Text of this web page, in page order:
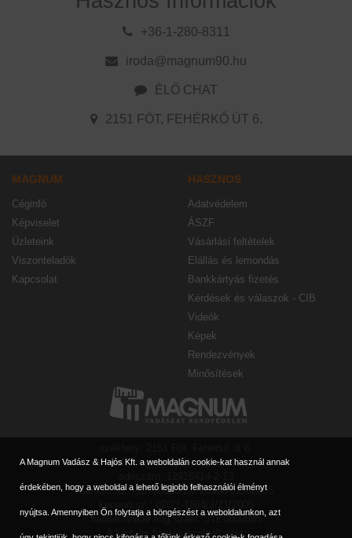
+36-1-280-8311
iroda@magnum90.hu
ÉLŐ CHAT
2151 FÓT, FEHÉRKŐ ÚT 6.
MAGNUM
Céginfó
Képviselet
Üzleteink
Viszonteladók
Kapcsolat
HASZNOS
Adatvédelem
ÁSZF
Vásárlási feltételek
Elállás és lemondás
Bankkártyás fizetés
Kérdések és válaszok - CIB
Videók
Képek
Rendezvények
Minősítések
e-mail: magnumbp@magnum90.hu
banksz.sz.: 10700323-24728308-51100005
ker.eng.sz.: 020/1-1664/J/21/2005
haditechnikai eng.szám: 3TE0800585
A kártyás fizetés szolgáltatója:
A Magnum Vadász & Hajós Kft. a weboldalán cookie-kat használ annak
érdekében, hogy a weboldal a lehető legjobb felhasználói élményt
nyújtsa. Amennyiben Ön folytatja a böngészést a weboldalunkon, azt